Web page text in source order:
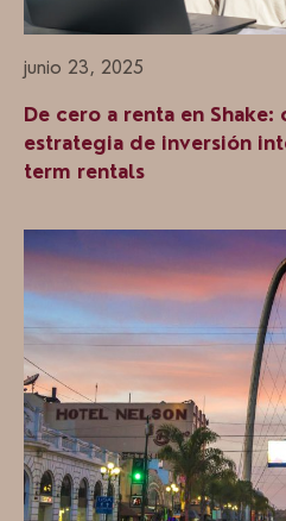
junio 23, 2025
De cero a renta en Shake:
estrategia de inversión
term rentals